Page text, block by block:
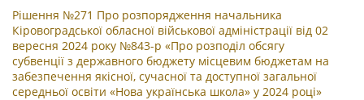
Рішення №271 Про розпорядження начальника
Кіровоградської обласної військової адміністрації від 02
вересня 2024 року №843-р «Про розподіл обсягу
субвенції з державного бюджету місцевим бюджетам на
забезпечення якісної, сучасної та доступної загальної
середньої освіти «Нова українська школа» у 2024 році»